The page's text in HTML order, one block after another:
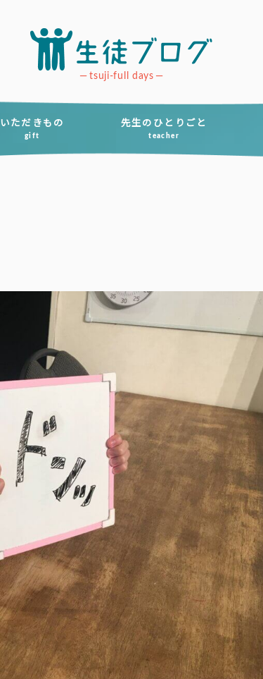
tsuji-full days
いただきもの
gift
先生のひとりごと
teacher